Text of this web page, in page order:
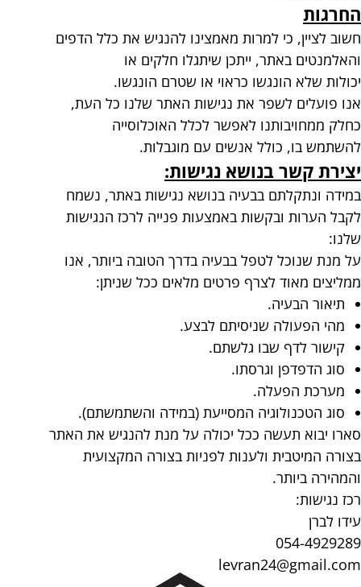
החרגות
חשוב לציין, כי למרות מאמצינו להנגיש את כלל הדפים
והאלמנטים באתר, ייתכן שיתגלו חלקים או
יכולות שלא הונגשו כראוי או שטרם הונגשו.
אנו פועלים לשפר את נגישות האתר שלנו כל העת,
כחלק ממחויבותנו לאפשר לכלל האוכלוסייה
להשתמש בו, כולל אנשים עם מוגבלות.
יצירת קשר בנושא נגישות:
במידה ונתקלתם בבעיה בנושא נגישות באתר, נשמח
לקבל הערות ובקשות באמצעות פנייה לרכז הנגישות
שלנו:
על מנת שנוכל לטפל בבעיה בדרך הטובה ביותר, אנו
ממליצים מאוד לצרף פרטים מלאים ככל שניתן:
תיאור הבעיה.
מהי הפעולה שניסיתם לבצע.
קישור לדף שבו גלשתם.
סוג הדפדפן וגרסתו.
מערכת הפעלה.
סוג הטכנולוגיה המסייעת (במידה והשתמשתם).
סארו יבוא תעשה ככל יכולה על מנת להנגיש את האתר
בצורה המיטבית ולענות לפניות בצורה המקצועית
והמהירה ביותר.
רכז נגישות:
עידו לברן
054-4929289
‫levran24@gmail.com